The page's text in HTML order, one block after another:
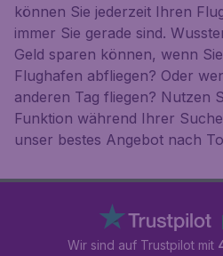
können Sie jederzeit Ihren
immer Sie gerade sind.
Geld sparen können, wenn
Flughafen abfliegen? Oder
anderen Tag fliegen? Nutzen
Funktion während Ihrer
unser bestes Angebot nach
Wir sind auf Trustpilot mit